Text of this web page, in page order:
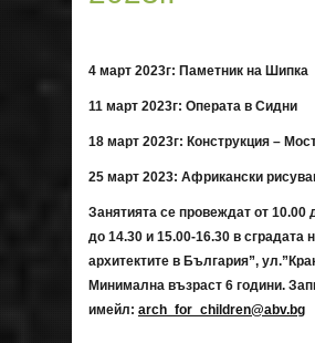
4 март 2023г: Паметник на Шипка
11 март 2023г: Операта в Сидни
18 март 2023г: Конструкция –
25 март 2023: Африкански
Занятията се провеждат от 10.00
до 14.30 и 15.00-16.30 в сградата
архитектите в България”,
Минимална възраст 6 години.
имейл: arch_for_children@abv.bg